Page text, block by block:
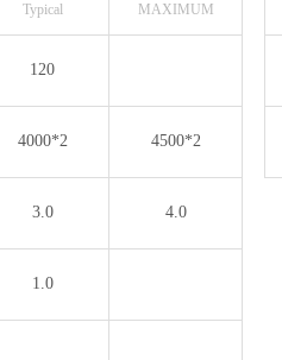
Typical MAXIMUM
120
4000*2 4500*2
3.0 4.0
1.0